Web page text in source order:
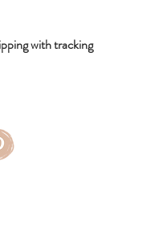
with tracking